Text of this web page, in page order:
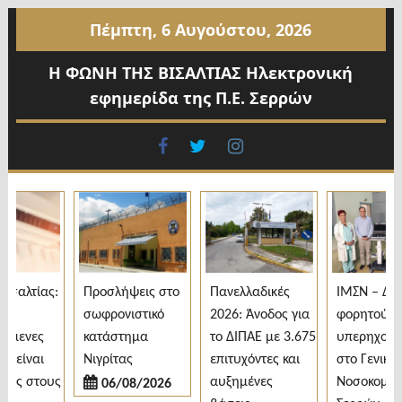
περιεχόμενο
Πέμπτη, 6 Αυγούστου, 2026
Η ΦΩΝΗ ΤΗΣ ΒΙΣΑΛΤΙΑΣ Ηλεκτρονική
εφημερίδα της Π.Ε. Σερρών
facebook
twitter
στους
Προσλήψεις στο
σωφρονιστικό
κατάστημα
Νιγρίτας
06/08/2026
Πανελλαδικές
2026: Άνοδος για
το ΔΙΠΑΕ με 3.675
επιτυχόντες και
αυξημένες
ΙΜΣΝ –
φορητού
στο Γενικό
Νοσοκομείο